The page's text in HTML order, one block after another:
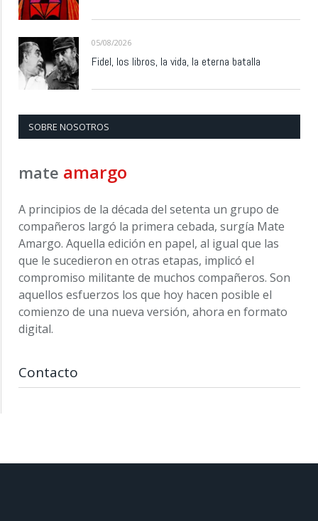
05/08/2026
Fidel, los libros, la vida, la eterna batalla
SOBRE NOSOTROS
mate amargo
A principios de la década del setenta un grupo de
compañeros largó la primera cebada, surgía Mate
Amargo. Aquella edición en papel, al igual que las
que le sucedieron en otras etapas, implicó el
compromiso militante de muchos compañeros. Son
aquellos esfuerzos los que hoy hacen posible el
comienzo de una nueva versión, ahora en formato
digital.
Contacto